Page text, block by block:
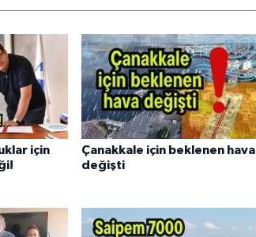
için
Çanakkale için beklenen hava
değişti